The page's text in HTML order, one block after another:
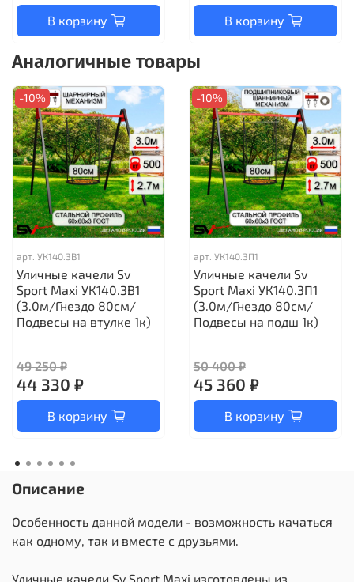
В корзину В корзину
Аналогичные товары
-10%
арт. УК140.3В1
Уличные качели Sv
Sport Maxi УК140.3В1
(3.0м/Гнездо 80см/
Подвесы на втулке 1к)
49 250 ₽
44 330 ₽
В корзину
-10%
арт. УК140.3П1
Уличные качели Sv
Sport Maxi УК140.3П1
(3.0м/Гнездо 80см/
Подвесы на подш 1к)
50 400 ₽
45 360 ₽
В корзину
Описание
Особенность данной модели - возможность качаться
как одному, так и вместе с друзьями.
Уличные качели Sv Sport Maxi изготовлены из